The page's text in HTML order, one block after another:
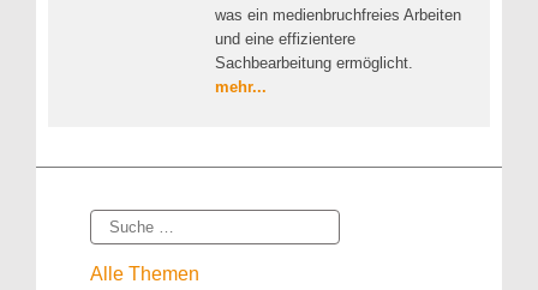
was ein medienbruchfreies Arbeiten
und eine effizientere
Sachbearbeitung ermöglicht.
mehr...
Suche
Alle Themen